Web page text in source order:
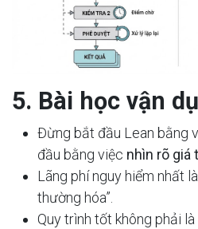
5. Bài học vận
Đừng bắt đầu Lean bằng
đầu bằng việc nhìn rõ giá
Lãng phí nguy hiểm nhất
thường hóa”.
Quy trình tốt không phải